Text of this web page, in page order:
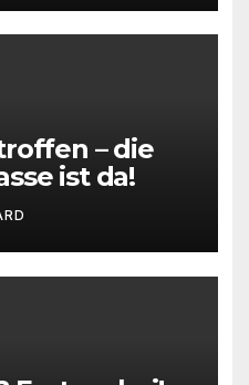
– die
ist da!